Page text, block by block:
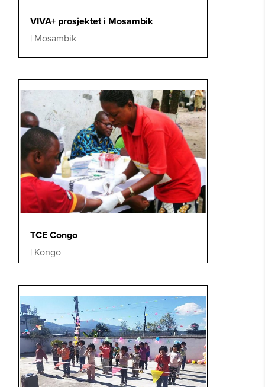
VIVA+ prosjektet i Mosambik
| Mosambik
TCE Congo
| Kongo